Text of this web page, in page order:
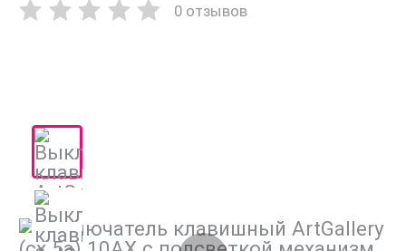
0 отзывов